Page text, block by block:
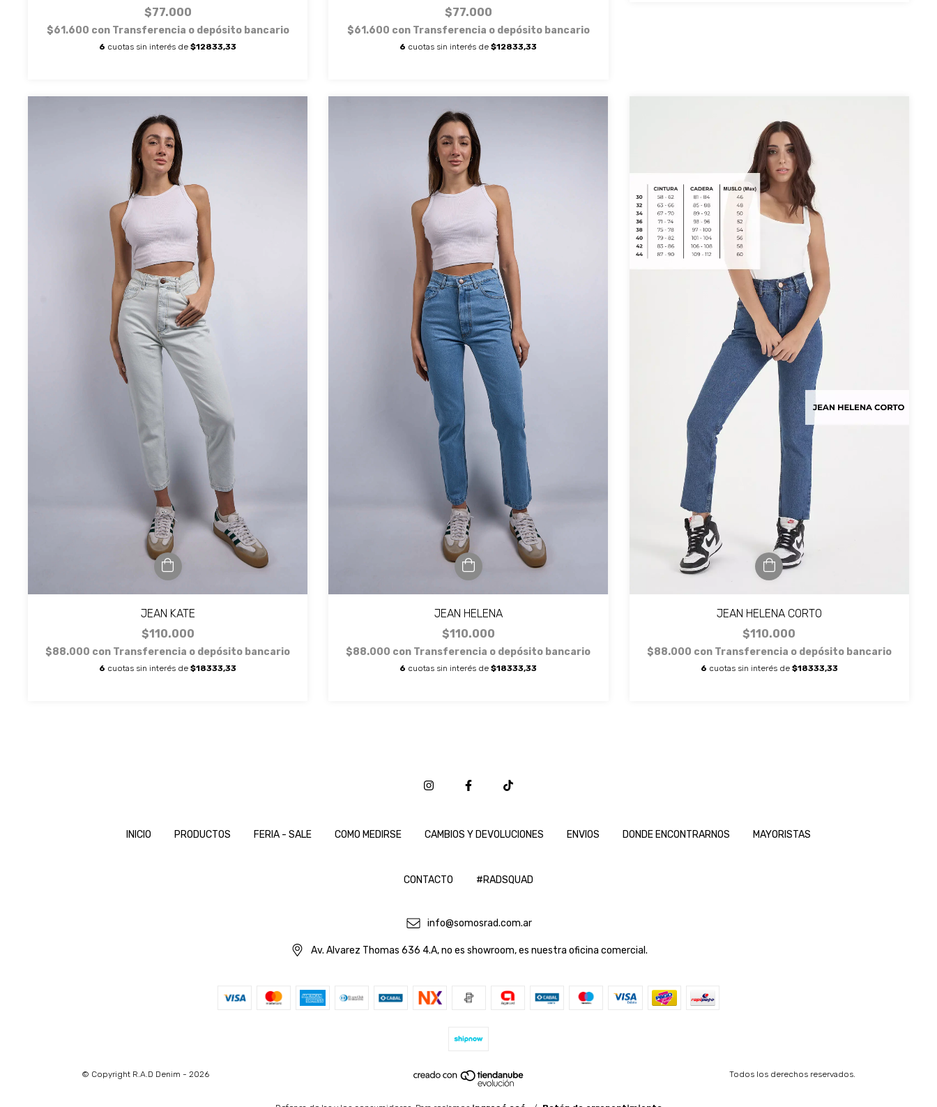
$77.000
$61.600 con Transferencia o depósito bancario
6 cuotas sin interés de$12833,33
$77.000
$61.600 con Transferencia o depósito bancario
6 cuotas sin interés de$12833,33
JEAN KATE
$110.000
$88.000 con Transferencia o depósito bancario
6 cuotas sin interés de$18333,33
JEAN HELENA
$110.000
$88.000 con Transferencia o depósito bancario
6 cuotas sin interés de$18333,33
JEAN HELENA CORTO
$110.000
$88.000 con Transferencia o depósito bancario
6 cuotas sin interés de $18333,33
INICIO PRODUCTOS FERIA - SALE COMO MEDIRSE CAMBIOS Y DEVOLUCIONES ENVIOS DONDE ENCONTRARNOS MAYORISTAS
CONTACTO #RADSQUAD
info@somosrad.com.ar
Av. Alvarez Thomas 636 4.A, no es showroom, es nuestra oficina comercial.
© Copyright R.A.D Denim - 2026 Todos los derechos reservados.